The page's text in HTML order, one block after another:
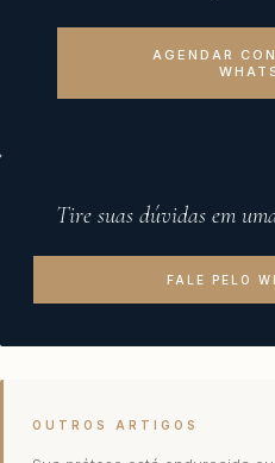
AGENDAR
Tire suas dúvidas em
FALE PELO
OUTROS ARTIGOS